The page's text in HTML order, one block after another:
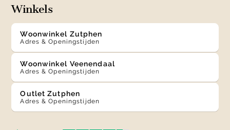
Winkels
Woonwinkel Zutphen
Adres & Openingstijden
Woonwinkel Veenendaal
Adres & Openingstijden
Outlet Zutphen
Adres & Openingstijden